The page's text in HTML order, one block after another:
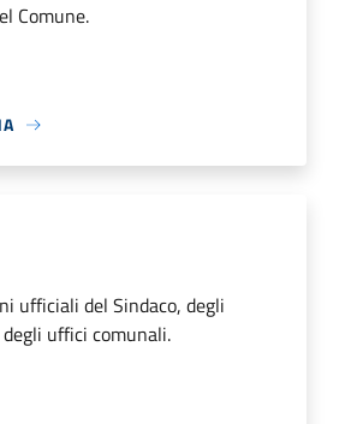
Comune.
ufficiali del Sindaco, degli
uffici comunali.